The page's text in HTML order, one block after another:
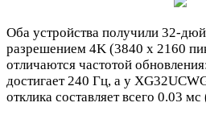
Оба устройства получили 32-
разрешением 4K (3840 х 2160
отличаются частотой
достигает 240 Гц, а у
отклика составляет всего 0.03